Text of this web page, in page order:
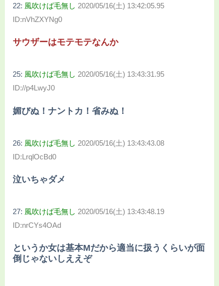
22: 風吹けば毛無し 2020/05/16(土) 13:42:05.95
ID:nVhZXYNg0
サウザーはモテモテなんか
25: 風吹けば毛無し 2020/05/16(土) 13:43:31.95
ID://p4LwyJ0
媚びぬ！ナントカ！省みぬ！
26: 風吹けば毛無し 2020/05/16(土) 13:43:43.08
ID:LrqlOcBd0
泣いちゃダメ
27: 風吹けば毛無し 2020/05/16(土) 13:43:48.19
ID:nrCYs4OAd
というか女は基本Mだから適当に扱うくらいが面
倒じゃないしええぞ